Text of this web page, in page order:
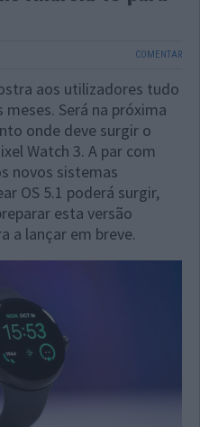
COMENTAR
aos utilizadores tudo
Será na próxima
onde deve surgir o
Watch 3. A par com
novos sistemas
OS 5.1 poderá surgir,
esta versão
a lançar em breve.